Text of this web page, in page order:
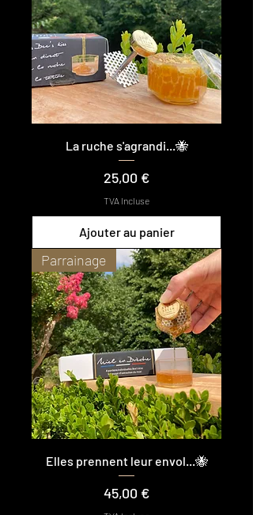
La ruche s'agrandi...🐝
Prix
25,00 €
TVA Incluse
Ajouter au panier
Parrainage
Elles prennent leur envol...🐝
Prix
45,00 €